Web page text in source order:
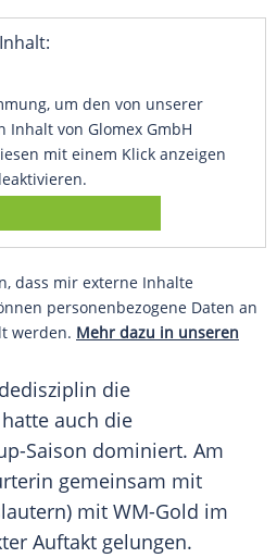
um den von unserer
Inhalt von Glomex GmbH
mit einem Klick anzeigen
dass mir externe Inhalte
personenbezogene Daten an
werden. Mehr dazu in unseren
die
auch die
Saison dominiert. Am
gemeinsam mit
mit WM-Gold im
Auftakt gelungen.